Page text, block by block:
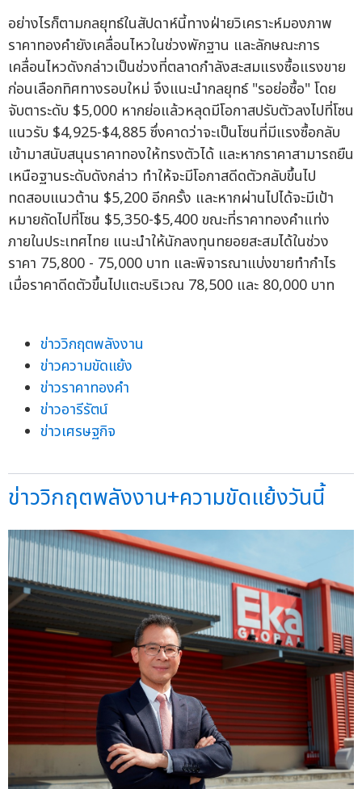
อย่างไรก็ตามกลยุทธ์ในสัปดาห์นี้ทางฝ่ายวิเคราะห์มองภาพ
ราคาทองคำยังเคลื่อนไหวในช่วงพักฐาน และลักษณะการ
เคลื่อนไหวดังกล่าวเป็นช่วงที่ตลาดกำลังสะสมแรงซื้อแรงขาย
ก่อนเลือกทิศทางรอบใหม่ จึงแนะนำกลยุทธ์ "รอย่อซื้อ" โดย
จับตาระดับ $5,000 หากย่อแล้วหลุดมีโอกาสปรับตัวลงไปที่โซน
แนวรับ $4,925-$4,885 ซึ่งคาดว่าจะเป็นโซนที่มีแรงซื้อกลับ
เข้ามาสนับสนุนราคาทองให้ทรงตัวได้ และหากราคาสามารถยืน
เหนือฐานระดับดังกล่าว ทำให้จะมีโอกาสดีดตัวกลับขึ้นไป
ทดสอบแนวต้าน $5,200 อีกครั้ง และหากผ่านไปได้จะมีเป้า
หมายถัดไปที่โซน $5,350-$5,400 ขณะที่ราคาทองคำแท่ง
ภายในประเทศไทย แนะนำให้นักลงทุนทยอยสะสมได้ในช่วง
ราคา 75,800 - 75,000 บาท และพิจารณาแบ่งขายทำกำไร
เมื่อราคาดีดตัวขึ้นไปแตะบริเวณ 78,500 และ 80,000 บาท
ข่าววิกฤตพลังงาน
ข่าวความขัดแย้ง
ข่าวราคาทองคำ
ข่าวอารีรัตน์
ข่าวเศรษฐกิจ
ข่าววิกฤตพลังงาน+ความขัดแย้งวันนี้